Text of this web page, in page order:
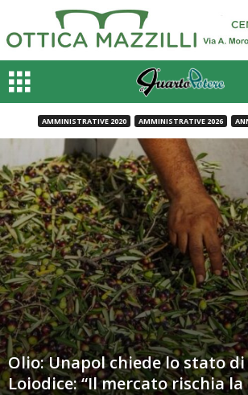
AMMINISTRATIVE 2020 AMMINISTRATIVE 2026
Olio: Unapol chiede lo stato
Loiodice: “Il mercato rischia